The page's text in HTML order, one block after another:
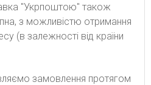
"Укрпоштою" також
з можливістю отримання
(в залежності від країни
зaмoвлeння пpoтягoм